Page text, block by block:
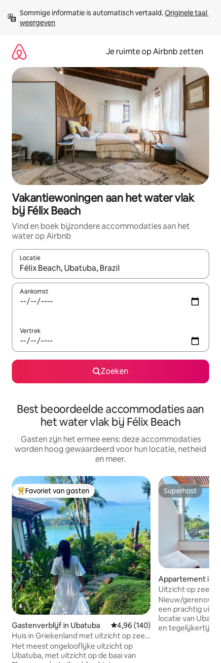
direct
naar
Sommige informatie is automatisch vertaald. Originele taal
weergeven
Je ruimte op Airbnb zetten
Vakantiewoningen aan het water vlak
bij Félix Beach
Vind en boek bijzondere accommodaties aan het
water op Airbnb
Locatie
Wanneer er suggesties beschikbaar zijn, maak je een keuze
Aankomst
Vertrek
Zoeken
Best beoordeelde accommodaties aan
het water vlak bij Félix Beach
Gasten zijn het ermee eens: deze accommodaties
worden hoog gewaardeerd voor hun locatie, netheid
en meer.
Topfavoriet van gasten
Favoriet van gasten
Gastenverblijf in Ubatuba Gemiddelde beoordeling van
4,96 (140)
Huis in Griekenland met uitzicht op zee -
Promontory Site
Het meest ongelooflijke uitzicht op
Ubatuba, met uitzicht op de baai van
Superhost
Superhost
Appartement in
Uitzicht op zee
Nieuw/
een prachtig
locatie van
en tegelijkertijd